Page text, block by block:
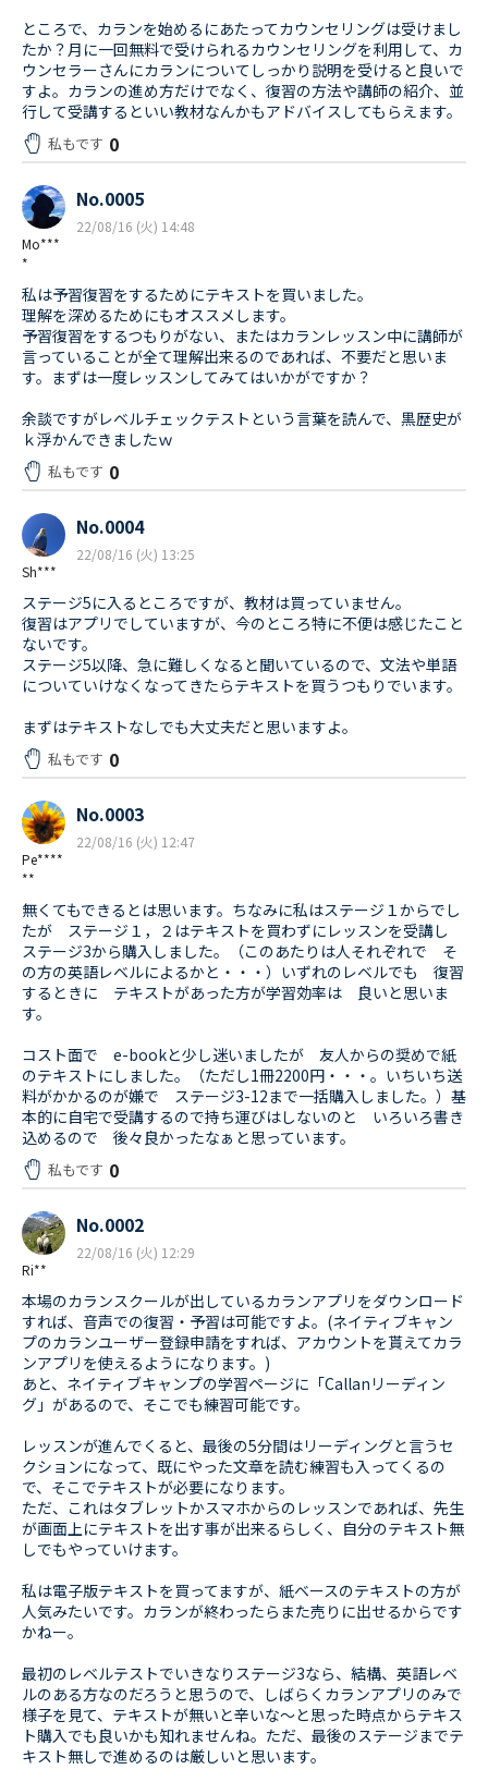
ところで、カランを始めるにあたってカウンセリングは受けまし
たか？月に一回無料で受けられるカウンセリングを利用して、カ
ウンセラーさんにカランについてしっかり説明を受けると良いで
すよ。カランの進め方だけでなく、復習の方法や講師の紹介、並
行して受講するといい教材なんかもアドバイスしてもらえます。
私もです 0
Mo***
*
No.0005
22/08/16 (火) 14:48
私は予習復習をするためにテキストを買いました。
理解を深めるためにもオススメします。
予習復習をするつもりがない、またはカランレッスン中に講師が
言っていることが全て理解出来るのであれば、不要だと思いま
す。まずは一度レッスンしてみてはいかがですか？
余談ですがレベルチェックテストという言葉を読んで、黒歴史が
ｋ浮かんできましたｗ
私もです 0
Sh***
No.0004
22/08/16 (火) 13:25
ステージ5に入るところですが、教材は買っていません。
復習はアプリでしていますが、今のところ特に不便は感じたこと
ないです。
ステージ5以降、急に難しくなると聞いているので、文法や単語
についていけなくなってきたらテキストを買うつもりでいます。
まずはテキストなしでも大丈夫だと思いますよ。
私もです 0
Pe****
**
No.0003
22/08/16 (火) 12:47
無くてもできるとは思います。ちなみに私はステージ１からでし
たが ステージ１，２はテキストを買わずにレッスンを受講し
ステージ3から購入しました。（このあたりは人それぞれで そ
の方の英語レベルによるかと・・・）いずれのレベルでも 復習
するときに テキストがあった方が学習効率は 良いと思いま
す。
コスト面で e-bookと少し迷いましたが 友人からの奨めで紙
のテキストにしました。（ただし1冊2200円・・・。いちいち送
料がかかるのが嫌で ステージ3-12まで一括購入しました。）基
本的に自宅で受講するので持ち運びはしないのと いろいろ書き
込めるので 後々良かったなぁと思っています。
私もです 0
Ri**
No.0002
22/08/16 (火) 12:29
本場のカランスクールが出しているカランアプリをダウンロード
すれば、音声での復習・予習は可能ですよ。(ネイティブキャン
プのカランユーザー登録申請をすれば、アカウントを貰えてカラ
ンアプリを使えるようになります。)
あと、ネイティブキャンプの学習ページに「Callanリーディン
グ」があるので、そこでも練習可能です。
レッスンが進んでくると、最後の5分間はリーディングと言うセ
クションになって、既にやった文章を読む練習も入ってくるの
で、そこでテキストが必要になります。
ただ、これはタブレットかスマホからのレッスンであれば、先生
が画面上にテキストを出す事が出来るらしく、自分のテキスト無
しでもやっていけます。
私は電子版テキストを買ってますが、紙ベースのテキストの方が
人気みたいです。カランが終わったらまた売りに出せるからです
かねー。
最初のレベルテストでいきなりステージ3なら、結構、英語レベ
ルのある方なのだろうと思うので、しばらくカランアプリのみで
様子を見て、テキストが無いと辛いな〜と思った時点からテキス
ト購入でも良いかも知れませんね。ただ、最後のステージまでテ
キスト無しで進めるのは厳しいと思います。